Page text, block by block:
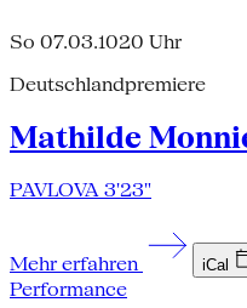
So 07.03.1020 Uhr
Deutschlandpremiere
Mathilde
PAVLOVA 3'23"
Mehr erfahren iCal
Performance